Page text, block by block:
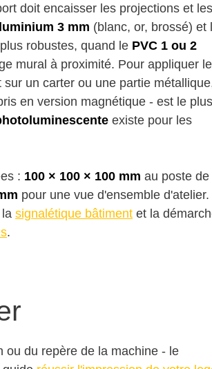
doit encaisser les projections et les
3 mm (blanc, or, brossé) et
robustes, quand le PVC 1 ou 2
mural à proximité. Pour appliquer le
un carter ou une partie
en version magnétique - est le plus
existe pour les
: 100 × 100 × 100 mm au poste de
pour une vue d'ensemble d'atelier.
signalétique bâtiment et la
.
ou du repère de la machine - le